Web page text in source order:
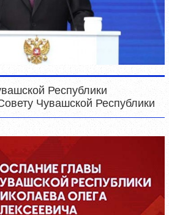
Республики
Чувашской Республики